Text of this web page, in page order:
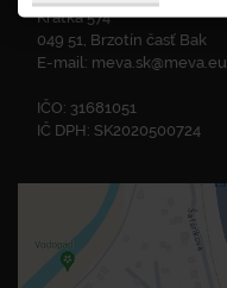
Krátka 574
049 51, Brzotín časť Bak
E-mail: meva.sk@meva.eu
IČO: 31681051
IČ DPH: SK2020500724